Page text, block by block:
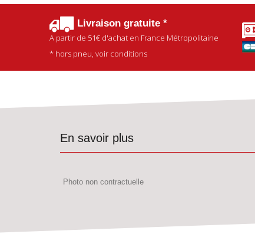
Livraison gratuite *
A partir de 51€ d'achat en France Métropolitaine
* hors pneu, voir conditions
En savoir plus
Photo non contractuelle